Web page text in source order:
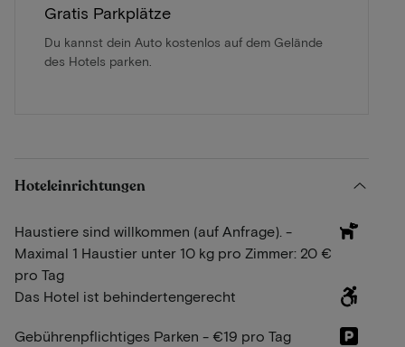
Gratis Parkplätze
Du kannst dein Auto kostenlos auf dem Gelände
des Hotels parken.
Hoteleinrichtungen
Haustiere sind willkommen (auf Anfrage). -
Maximal 1 Haustier unter 10 kg pro Zimmer: 20 €
pro Tag
Das Hotel ist behindertengerecht
Gebührenpflichtiges Parken - €19 pro Tag